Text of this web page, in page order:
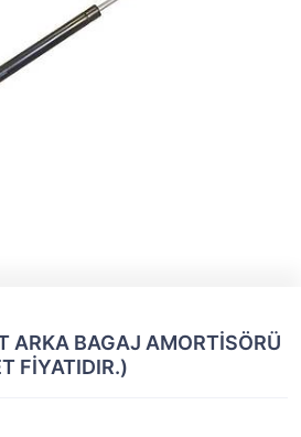
ARKA BAGAJ AMORTİSÖRÜ
FİYATIDIR.)